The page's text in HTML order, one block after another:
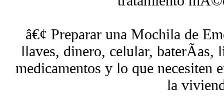
â€¢ Preparar una Mochila de
llaves, dinero, celular, baterÃ­as,
medicamentos y lo que necesiten
la